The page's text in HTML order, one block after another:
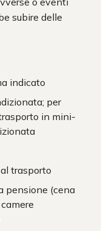
subire delle
indicato
per
in mini-
trasporto
pensione (cena